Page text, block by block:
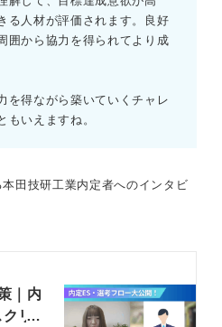
る人材が評価されます。良好
囲から協力を得られてより成
を得ながら築いていくチャレ
もいえますね。
田技研工業内定者へのインタビ
｜内
クリ